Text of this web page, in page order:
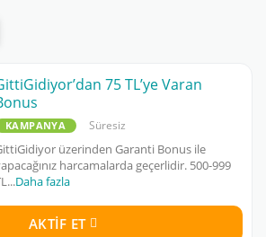
75 TL’ye Varan
KAMPANYA Süresiz
üzerinden Garanti Bonus ile
harcamalarda geçerlidir. 500-999
...Daha fazla
AKTIF ET